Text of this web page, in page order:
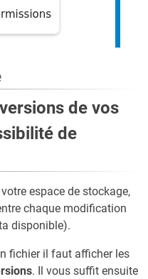
de vos
de
espace de stockage,
chaque modification
disponible).
fichier il faut afficher les
. Il vous suffit ensuite